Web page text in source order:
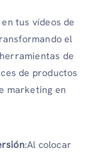
tus vídeos de
el
de
de productos
marketing en
:Al colocar